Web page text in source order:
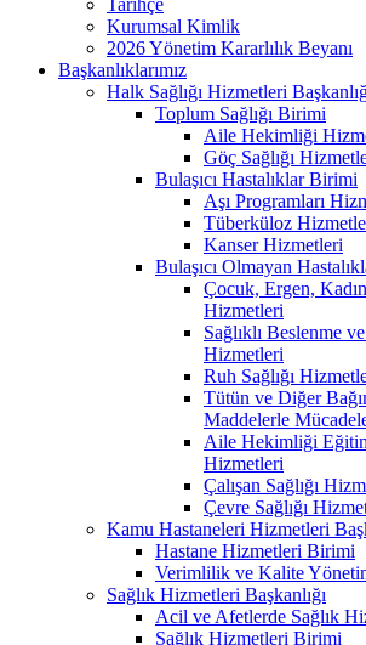
Kurumsal Kimlik
2026 Yönetim Kararlılık Beyanı
Başkanlıklarımız
Halk Sağlığı Hizmetleri
Toplum Sağlığı Birimi
Aile Hekimliği
Göç Sağlığı
Bulaşıcı Hastalıklar Birimi
Aşı Programları
Tüberküloz
Kanser Hizmetleri
Bulaşıcı Olmayan
Çocuk, Ergen,
Hizmetleri
Sağlıklı Beslenme
Hizmetleri
Ruh Sağlığı
Tütün ve Diğer
Maddelerle
Aile Hekimliği
Hizmetleri
Çalışan Sağlığı
Çevre Sağlığı
Kamu Hastaneleri Hizmetleri
Hastane Hizmetleri Birimi
Verimlilik ve Kalite
Sağlık Hizmetleri Başkanlığı
Acil ve Afetlerde Sağlık
Sağlık Hizmetleri Birimi